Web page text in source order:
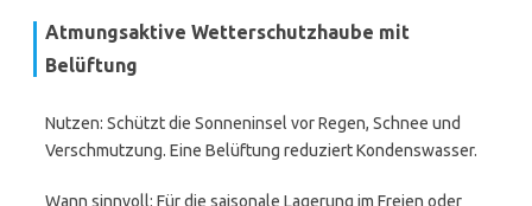
Atmungsaktive Wetterschutzhaube mit
Belüftung
Nutzen: Schützt die Sonneninsel vor Regen, Schnee und
Verschmutzung. Eine Belüftung reduziert Kondenswasser.
Wann sinnvoll: Für die saisonale Lagerung im Freien oder